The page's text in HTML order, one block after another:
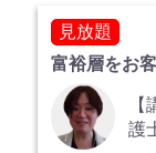
見放題
富裕層をお
護